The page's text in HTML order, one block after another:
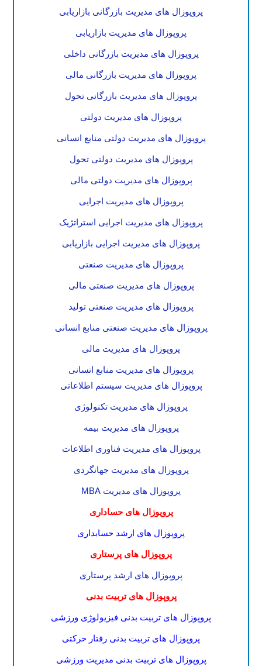
پروپوزال های مدیریت بازرگانی بازاریابی
پروپوزال های مدیریت بازاریابی
پروپوزال های مدیریت بازرگانی داخلی
پروپوزال های مدیریت بازرگانی مالی
پروپوزال های مدیریت بازرگانی تحول
پروپوزال های مدیریت دولتی
پروپوزال های مدیریت دولتی منابع انسانی
پروپوزال های مدیریت دولتی تحول
پروپوزال های مدیریت دولتی مالی
پروپوزال های مدیریت اجرایی
پروپوزال های مدیریت اجرایی استراتژیک
پروپوزال های مدیریت اجرایی بازاریابی
پروپوزال های مدیریت صنعتی
پروپوزال های مدیریت صنعتی مالی
پروپوزال های مدیریت صنعتی تولید
پروپوزال های مدیریت صنعتی منابع انسانی
پروپوزال های مدیریت مالی
پروپوزال های مدیریت منابع انسانی
پروپوزال های مدیریت سیستم اطلاعاتی
پروپوزال های مدیریت تکنولوژی
پروپوزال های مدیریت بیمه
پروپوزال های مدیریت فناوری اطلاعات
پروپوزال های مدیریت جهانگردی
پروپوزال های مدیریت MBA
پروپوزال های حساداری
پروپوزال های ارشد حسابداری
پروپوزال های پرستاری
پروپوزال های ارشد پرستاری
پروپوزال های تربیت بدنی
پروپوزال های تربیت بدنی فیزیولوژی ورزشی
پروپوزال های تربیت بدنی رفتار حرکتی
پروپوزال های تربیت بدنی مدیریت ورزشی